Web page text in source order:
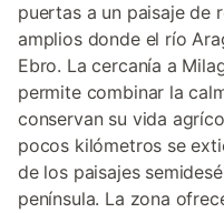
puertas a un paisaje de
amplios donde el río
Ebro. La cercanía a
permite combinar la
conservan su vida
pocos kilómetros se
de los paisajes
península. La zona